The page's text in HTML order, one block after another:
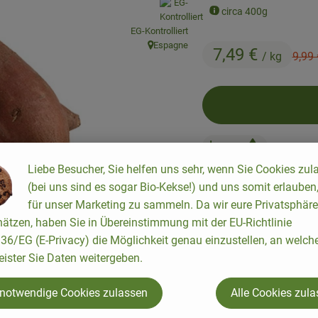
circa 400g
7,49 € / kg Alter
9,99
EG-Kontrolliert
, Herkunft:
Espagne
#1046 7,49 €/ kg 7%
Rezepte
passenden Rezepte gefunden.
Liebe Besucher, Sie helfen uns sehr, wenn Sie Cookies
(bei uns sind es sogar Bio-Kekse!) und uns somit
für unser Marketing zu sammeln. Da wir eure
haben Sie in Übereinstimmung mit der EU-Richtlinie
EG (E-Privacy) die Möglichkeit genau einzustellen, an
Sie Daten weitergeben.
Cookies zulassen Alle Cookies